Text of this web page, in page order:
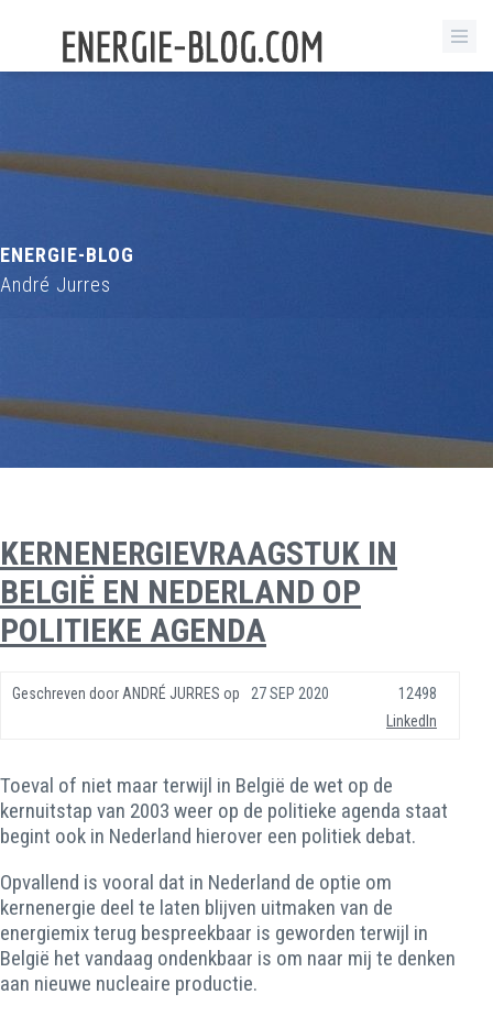
ENERGIE-BLOG
André Jurres
KERNENERGIEVRAAGSTUK IN
BELGIË EN NEDERLAND OP
POLITIEKE AGENDA
Geschreven door ANDRÉ JURRES op 27 SEP 2020
12498
LinkedIn
Toeval of niet maar terwijl in België de wet op de
kernuitstap van 2003 weer op de politieke agenda staat
begint ook in Nederland hierover een politiek debat.
Opvallend is vooral dat in Nederland de optie om
kernenergie deel te laten blijven uitmaken van de
energiemix terug bespreekbaar is geworden terwijl in
België het vandaag ondenkbaar is om naar mij te denken
aan nieuwe nucleaire productie.